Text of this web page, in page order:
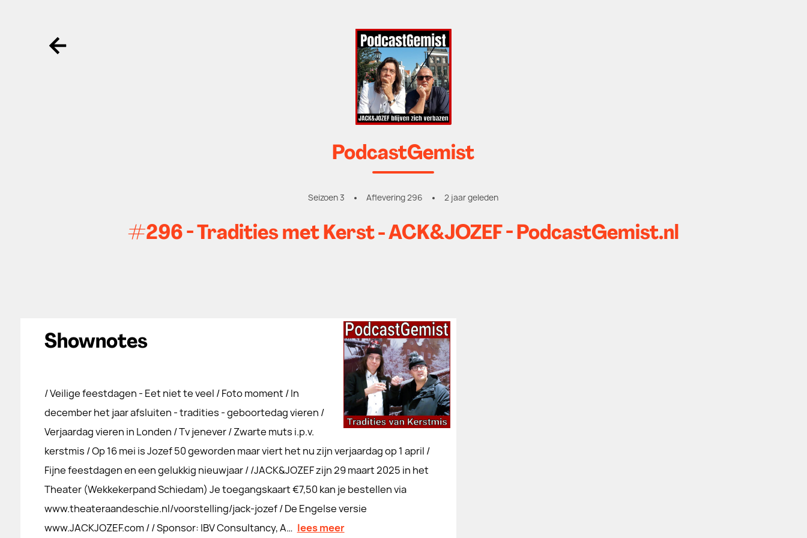
Ga terug
PodcastGemist
Seizoen 3 Aflevering 296 2 jaar geleden
#296 - Tradities met Kerst - ACK&JOZEF - PodcastGemist.nl
Shownotes
/ Veilige feestdagen - Eet niet te veel / Foto moment / In
december het jaar afsluiten - tradities - geboortedag vieren /
Verjaardag vieren in Londen / Tv jenever / Zwarte muts i.p.v.
kerstmis / Op 16 mei is Jozef 50 geworden maar viert het nu zijn verjaardag op 1 april /
Fijne feestdagen en een gelukkig nieuwjaar / /JACK&JOZEF zijn 29 maart 2025 in het
Theater (Wekkekerpand Schiedam) Je toegangskaart €7,50 kan je bestellen via
www.theateraandeschie.nl/voorstelling/jack-jozef / De Engelse versie
www.JACKJOZEF.com / / Sponsor: IBV Consultancy, A… lees meer